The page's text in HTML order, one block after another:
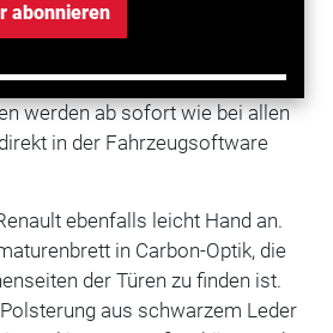
abonnieren
sich die Franzosen von
des GPS-Tempomaten
werden ab sofort wie bei allen
in der Fahrzeugsoftware
ebenfalls leicht Hand an.
in Carbon-Optik, die
der Türen zu finden ist.
aus schwarzem Leder